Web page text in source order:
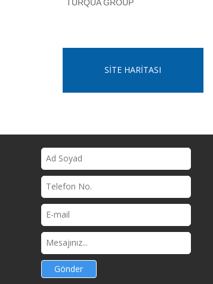
TURQUA GROUP
SİTE HARİTASI
Gönder